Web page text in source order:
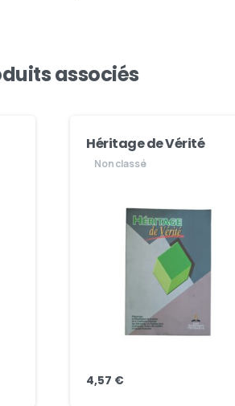
associés
Héritage de Vérité
Non classé
4,57 €